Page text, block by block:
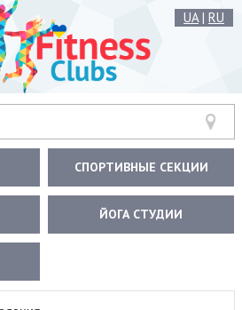
UA| RU
СПОРТИВНЫЕ СЕКЦИИ
ЙОГА СТУДИИ